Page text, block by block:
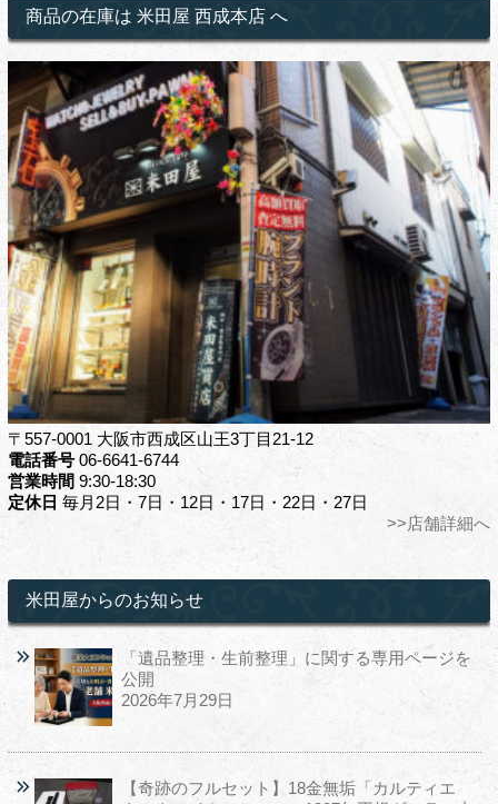
商品の在庫は 米田屋 西成本店 へ
〒557-0001 大阪市西成区山王3丁目21-12
電話番号06-6641-6744
営業時間 9:30-18:30
定休日 毎月2日・7日・12日・17日・22日・27日
>>店舗詳細へ
米田屋からのお知らせ
「遺品整理・生前整理」に関する専用ページを
公開
2026年7月29日
【奇跡のフルセット】18金無垢「カルティエ